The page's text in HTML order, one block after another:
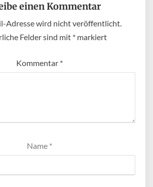
einen Kommentar
Adresse wird nicht veröffentlicht.
Felder sind mit *markiert
Kommentar *
Name *